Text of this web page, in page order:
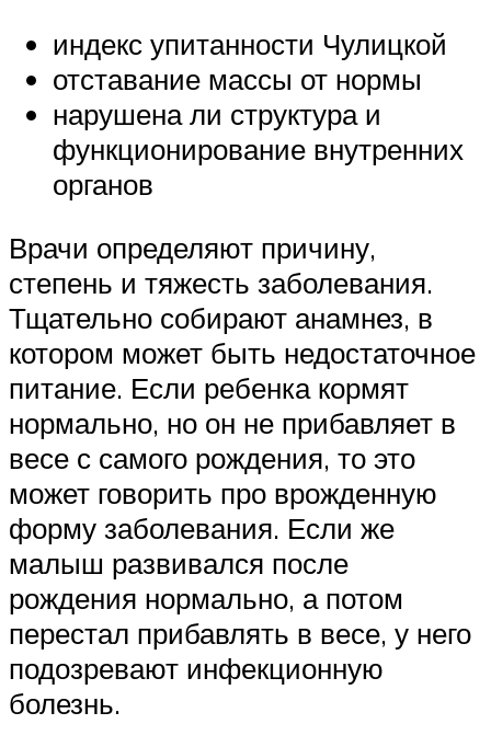
индекс упитанности Чулицкой
отставание массы от нормы
нарушена ли структура и
функционирование внутренних
органов
Врачи определяют причину,
степень и тяжесть заболевания.
Тщательно собирают анамнез, в
котором может быть недостаточное
питание. Если ребенка кормят
нормально, но он не прибавляет в
весе с самого рождения, то это
может говорить про врожденную
форму заболевания. Если же
малыш развивался после
рождения нормально, а потом
перестал прибавлять в весе, у него
подозревают инфекционную
болезнь.